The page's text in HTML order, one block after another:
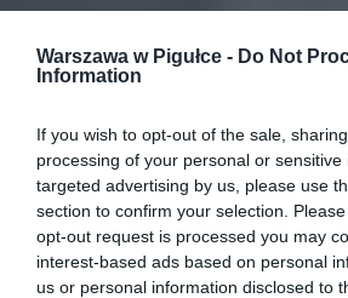
Warszawa w Pigułce - Do Not
Information
If you wish to opt-out of the sale,
processing of your personal or
targeted advertising by us, please use
section to confirm your selection.
opt-out request is processed you may
interest-based ads based on personal
us or personal information disclosed to